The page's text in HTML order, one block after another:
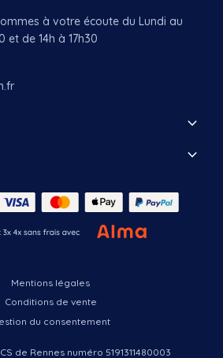
à votre écoute du Lundi au
et de 14h à 17h30
keyboard_arrow_down
keyboard_arrow_down
de Rennes numéro 5191311480003
Mentions légales
Conditions de vente
du consentement